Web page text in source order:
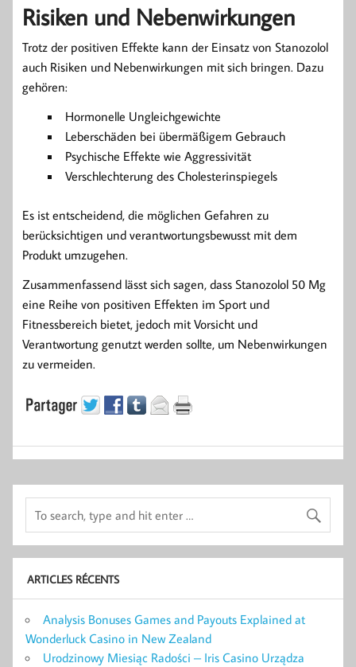
Risiken und Nebenwirkungen
Trotz der positiven Effekte kann der Einsatz von Stanozolol
auch Risiken und Nebenwirkungen mit sich bringen. Dazu
gehören:
Hormonelle Ungleichgewichte
Leberschäden bei übermäßigem Gebrauch
Psychische Effekte wie Aggressivität
Verschlechterung des Cholesterinspiegels
Es ist entscheidend, die möglichen Gefahren zu
berücksichtigen und verantwortungsbewusst mit dem
Produkt umzugehen.
Zusammenfassend lässt sich sagen, dass Stanozolol 50 Mg
eine Reihe von positiven Effekten im Sport und
Fitnessbereich bietet, jedoch mit Vorsicht und
Verantwortung genutzt werden sollte, um Nebenwirkungen
zu vermeiden.
ARTICLES RÉCENTS
Analysis Bonuses Games and Payouts Explained at
Wonderluck Casino in New Zealand
Urodzinowy Miesiąc Radości – Iris Casino Urządza